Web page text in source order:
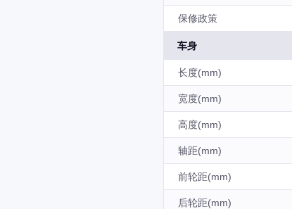
保修政策
车身
长度(mm)
宽度(mm)
高度(mm)
轴距(mm)
前轮距(mm)
后轮距(mm)